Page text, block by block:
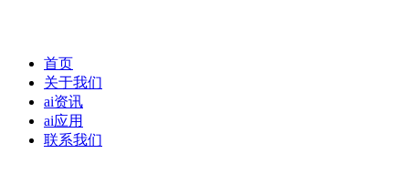
首页
关于我们
ai资讯
ai应用
联系我们